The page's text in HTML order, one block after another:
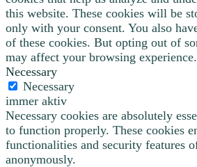
this website. These cookies will be
only with your consent. You also
of these cookies. But opting out of
may affect your browsing experience.
Necessary
Necessary
immer aktiv
Necessary cookies are absolutely
to function properly. These cookies
functionalities and security features
anonymously.